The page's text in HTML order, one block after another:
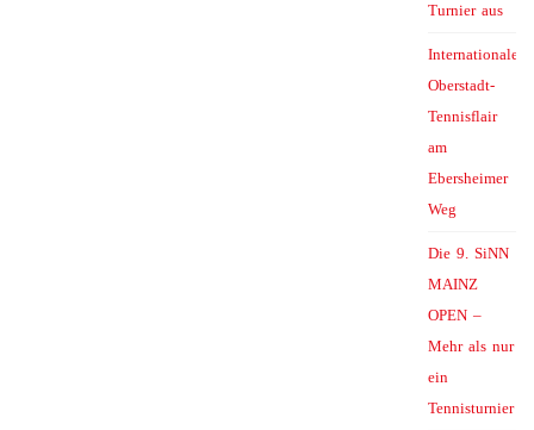
Turnier aus
Internationales
Oberstadt-
Tennisflair
am
Ebersheimer
Weg
Die 9. SiNN
MAINZ
OPEN –
Mehr als nur
ein
Tennisturnier